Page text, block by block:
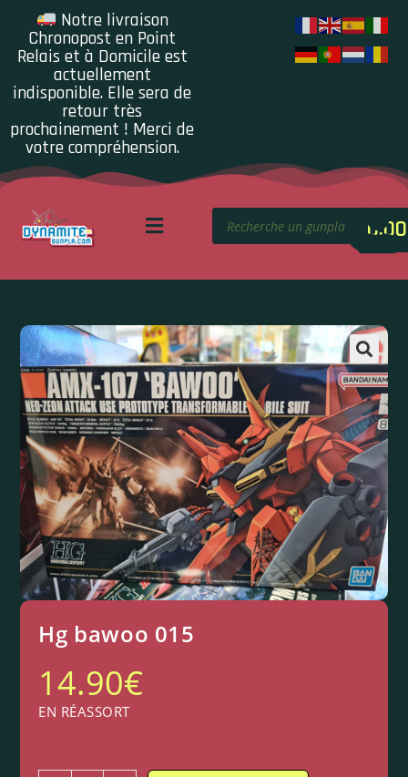
Notre livraison
Chronopost en Point
Relais et à Domicile est
actuellement
indisponible. Elle sera de
retour très
prochainement ! Merci de
votre compréhension.
0.00
Hg bawoo 015
14.90€
EN RÉASSORT